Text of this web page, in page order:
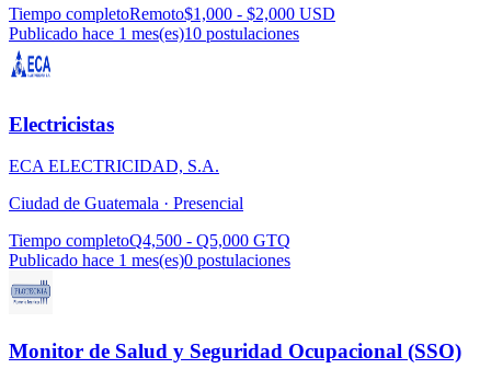
Tiempo completoRemoto$1,000 - $2,000 USD
Publicado hace 1 mes(es)10 postulaciones
Electricistas
ECA ELECTRICIDAD, S.A.
Ciudad de Guatemala · Presencial
Tiempo completoQ4,500 - Q5,000 GTQ
Publicado hace 1 mes(es)0 postulaciones
Monitor de Salud y Seguridad Ocupacional (SSO)